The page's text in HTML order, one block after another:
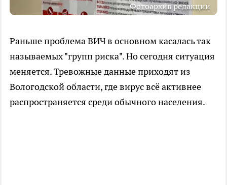
Фотоархив редакции
Раньше проблема ВИЧ в основном касалась так
называемых "групп риска". Но сегодня ситуация
меняется. Тревожные данные приходят из
Вологодской области, где вирус всё активнее
распространяется среди обычного населения.